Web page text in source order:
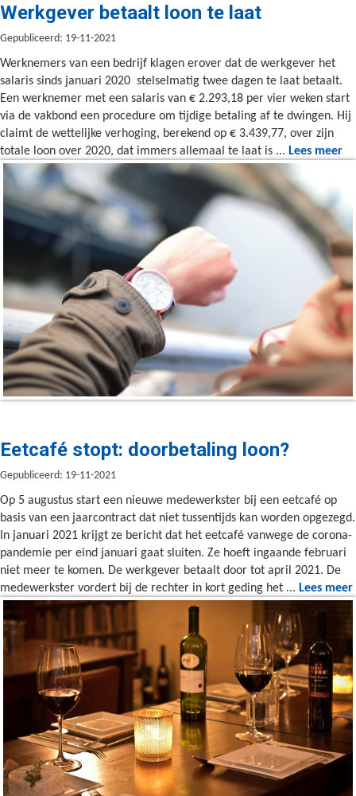
Werkgever betaalt loon te laat
Gepubliceerd: 19-11-2021
Werknemers van een bedrijf klagen erover dat de werkgever het
salaris sinds januari 2020 stelselmatig twee dagen te laat betaalt.
Een werknemer met een salaris van € 2.293,18 per vier weken start
via de vakbond een procedure om tijdige betaling af te dwingen. Hij
claimt de wettelijke verhoging, berekend op € 3.439,77, over zijn
totale loon over 2020, dat immers allemaal te laat is ... Lees meer
Eetcafé stopt: doorbetaling loon?
Gepubliceerd: 19-11-2021
Op 5 augustus start een nieuwe medewerkster bij een eetcafé op
basis van een jaarcontract dat niet tussentijds kan worden opgezegd.
In januari 2021 krijgt ze bericht dat het eetcafé vanwege de corona-
pandemie per eind januari gaat sluiten. Ze hoeft ingaande februari
niet meer te komen. De werkgever betaalt door tot april 2021. De
medewerkster vordert bij de rechter in kort geding het ... Lees meer